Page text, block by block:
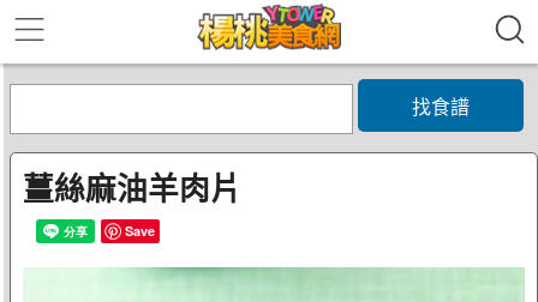
找食譜
薑絲麻油羊肉片
Save